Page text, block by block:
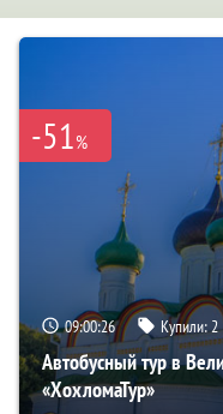
-51%
09:00:24 Купили:2
Автобусный тур в
«ХохломаТур»